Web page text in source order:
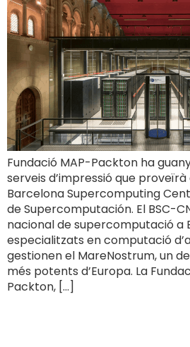
Fundació MAP-Packton ha
serveis d’impressió que
Barcelona Supercomputing
de Supercomputación. El BSC-
nacional de supercomputació a
especialitzats en computació
gestionen el MareNostrum, un
més potents d’Europa. La
Packton, […]